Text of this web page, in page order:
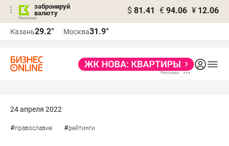
забронируй
валюту
$ 81.41 € 94.06 ¥ 12.06
Казань29.2° Москва31.9°
24 апреля 2022
#православие #рейтинги